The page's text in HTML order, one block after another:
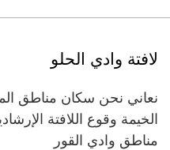
لافتة وادي الحلو
نعاني نحن سكان مناطق
الخيمة وقوع اللافتة
مناطق وادي القور